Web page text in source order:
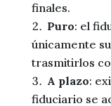
finales.
Puro: el
únicamente
trasmitirlos
A plazo:
fiduciario se